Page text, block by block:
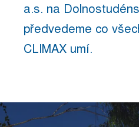
a.s. na
předvedeme co
CLIMAX umí.